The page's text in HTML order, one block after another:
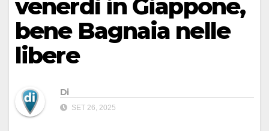
venerdì in Giappone,
bene Bagnaia nelle
libere
Di
SET 26, 2025